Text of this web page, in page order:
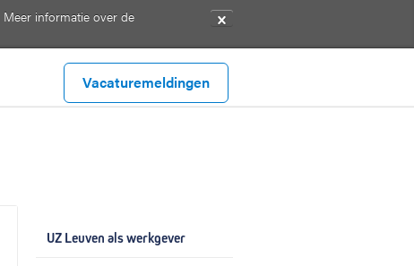
informatie over de
✕
Vacaturemeldingen
UZ Leuven als werkgever